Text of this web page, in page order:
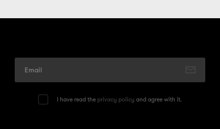
I have read the privacy policy and agree with it.